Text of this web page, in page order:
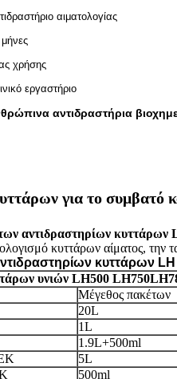
αιματολογίας
χρήσης
εργαστήριο
αντιδραστήρια
για το
κυττάρων LH
υνιών LH500
Μέγεθος πακέτων
20L
1L
1.9L+500ml
5L
500ml